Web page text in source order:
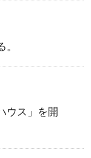
ウス」を開